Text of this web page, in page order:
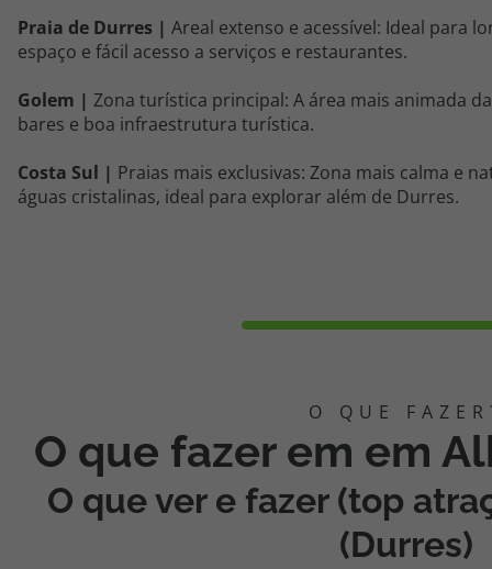
Praia de Durres | Areal extenso e acessível: Ideal para
espaço e fácil acesso a serviços e restaurantes.
Golem | Zona turística principal: A área mais animada
bares e boa infraestrutura turística.
Costa Sul | Praias mais exclusivas: Zona mais calma e
águas cristalinas, ideal para explorar além de Durres.
O que fazer em em
O que ver e fazer (top
(Durres)